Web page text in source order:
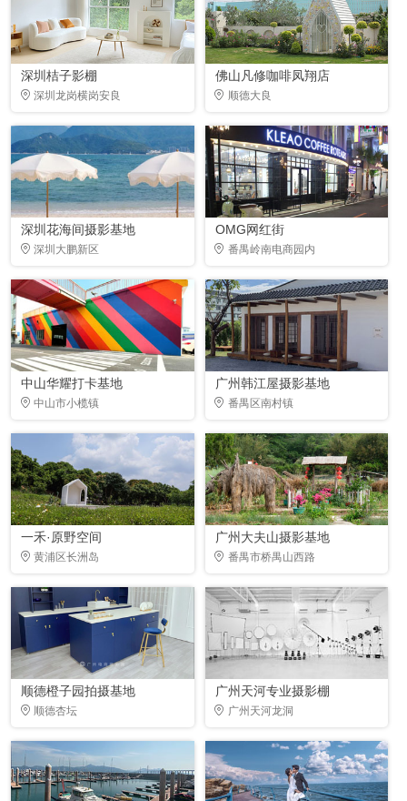
深圳桔子影棚
深圳龙岗横岗安良
佛山凡修咖啡凤翔店
顺德大良
深圳花海间摄影基地
深圳大鹏新区
OMG网红街
番禺岭南电商园内
中山华耀打卡基地
中山市小榄镇
广州韩江屋摄影基地
番禺区南村镇
一禾·原野空间
黄浦区长洲岛
广州大夫山摄影基地
番禺市桥禺山西路
顺德橙子园拍摄基地
顺德杏坛
广州天河专业摄影棚
广州天河龙洞